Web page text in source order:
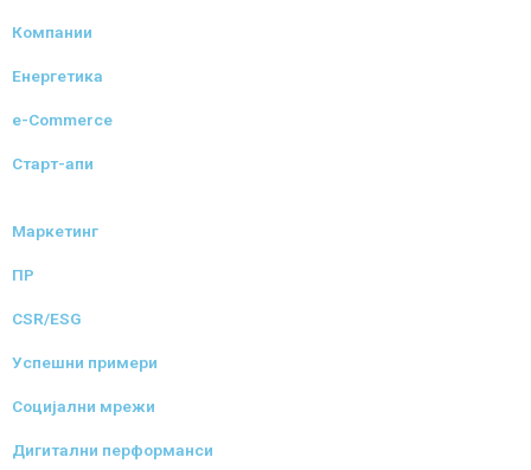
Компании
Енергетика
e-Commerce
Старт-апи
Маркетинг
ПР
CSR/ESG
Успешни примери
Социјални мрежи
Дигитални перформанси